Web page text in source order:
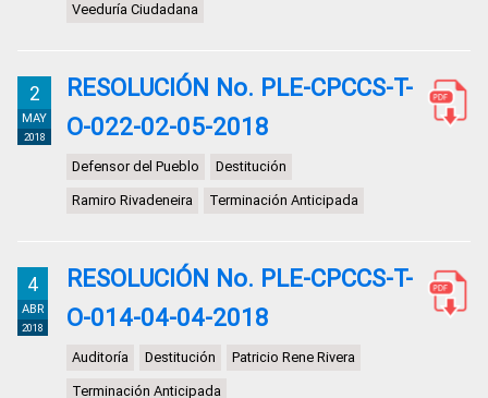
Veeduría Ciudadana
2
MAY
2018
RESOLUCIÓN No. PLE-CPCCS-T-
O-022-02-05-2018
Defensor del Pueblo Destitución
Ramiro Rivadeneira Terminación Anticipada
4
ABR
2018
RESOLUCIÓN No. PLE-CPCCS-T-
O-014-04-04-2018
Auditoría Destitución Patricio Rene Rivera
Terminación Anticipada